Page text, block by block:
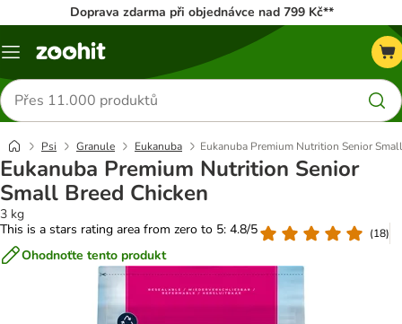
Doprava zdarma při objednávce nad 799 Kč**
Menu
Hledat
produkty
Psi Granule Eukanuba Eukanuba Premium Nutrition Senior
Eukanuba Premium Nutrition Senior
Small Breed Chicken
3 kg
This is a stars rating area from zero to 5: 4.8/5
(18)
Ohodnoťte tento produkt